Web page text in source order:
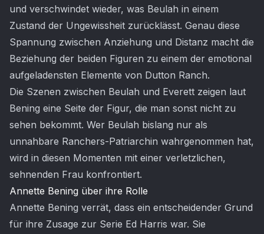
und verschwindet wieder, was Beulah in einem
Zustand der Ungewissheit zurücklässt. Genau diese
Spannung zwischen Anziehung und Distanz macht die
Beziehung der beiden Figuren zu einem der emotional
aufgeladensten Elemente von Dutton Ranch.
Die Szenen zwischen Beulah und Everett zeigen laut
Bening eine Seite der Figur, die man sonst nicht zu
sehen bekommt. Wer Beulah bislang nur als
unnahbare Ranchers-Patriarchin wahrgenommen hat,
wird in diesen Momenten mit einer verletzlichen,
sehnenden Frau konfrontiert.
Annette Bening über ihre Rolle
Annette Bening verrät, dass ein entscheidender Grund
für ihre Zusage zur Serie Ed Harris war. Sie